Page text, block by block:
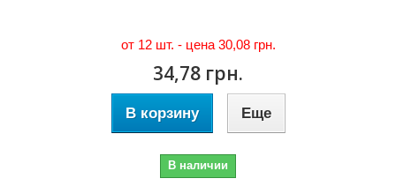
от 12 шт. - цена 30,08 грн.
34,78 грн.
В корзину Еще
В наличии